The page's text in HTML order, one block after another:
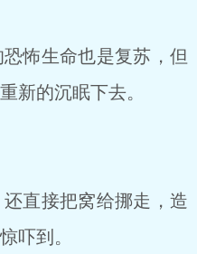
怖生命也是复苏，但
新的沉眠下去。
直接把窝给挪走，造
吓到。